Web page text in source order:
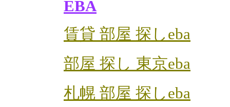
EBA
賃貸 部屋 探しeba
部屋 探し 東京eba
札幌 部屋 探しeba